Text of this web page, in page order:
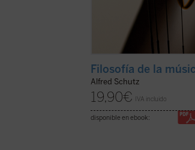
Filosofía de la
Alfred Schutz
19,90€ IVA incluido
disponible en ebook: